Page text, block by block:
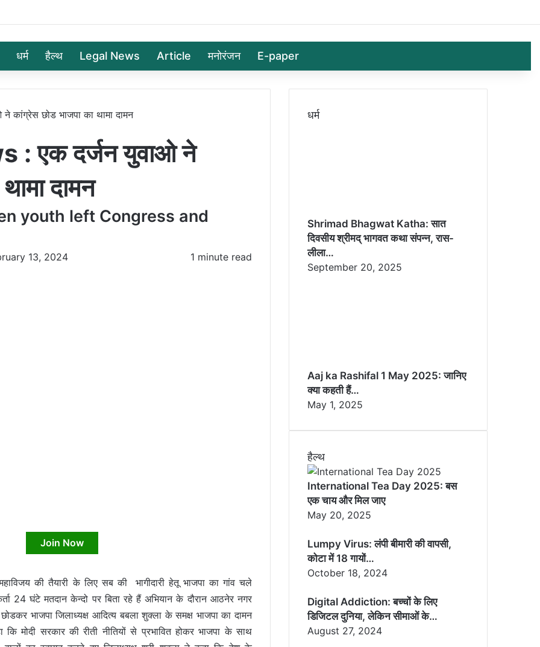
धर्म हैल्थ Legal News Article मनोरंजन E-paper
छोड भाजपा का थामा दामन
एक दर्जन युवाओ ने
दामन
youth left Congress and
13, 2024 1 minute read
Join Now
की तैयारी के लिए सब की भागीदारी हेतू भाजपा का गांव चले
24 घंटे मतदान केन्दो पर बिता रहे हैं अभियान के दौरान आठनेर नगर
भाजपा जिलाध्यक्ष आदित्य बबला शुक्ला के समक्ष भाजपा का दामन
मोदी सरकार की रीती नीतियों से प्रभावित होकर भाजपा के साथ
धर्म
Shrimad Bhagwat Katha: सात
दिवसीय श्रीमद् भागवत कथा संपन्न, रास-
लीला…
September 20, 2025
Aaj ka Rashifal 1 May 2025: जानिए
क्या कहती हैं…
May 1, 2025
हैल्थ
International Tea Day 2025: बस
एक चाय और मिल जाए
May 20, 2025
Lumpy Virus: लंपी बीमारी की वापसी,
कोटा में 18 गायों…
October 18, 2024
Digital Addiction: बच्चों के लिए
डिजिटल दुनिया, लेकिन सीमाओं के…
August 27, 2024